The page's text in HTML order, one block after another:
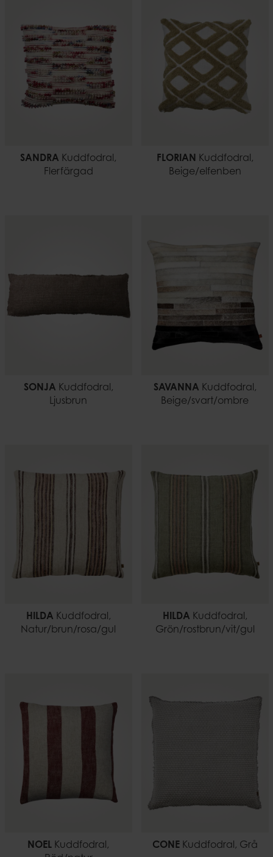
SANDRA Kuddfodral,
Flerfärgad
FLORIAN Kuddfodral,
Beige/elfenben
SONJA Kuddfodral,
Ljusbrun
SAVANNA Kuddfodral,
Beige/svart/ombre
HILDA Kuddfodral,
Natur/brun/rosa/gul
HILDA Kuddfodral,
Grön/rostbrun/vit/gul
NOEL Kuddfodral,
CONEKuddfodral, Grå